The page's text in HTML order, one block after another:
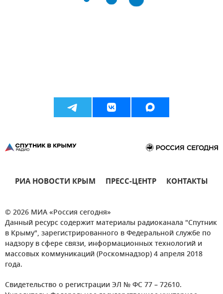
РИА НОВОСТИ КРЫМ ПРЕСС-ЦЕНТР КОНТАКТЫ
© 2026 МИА «Россия сегодня»
Данный ресурс содержит материалы радиоканала "Спутник
в Крыму", зарегистрированного в Федеральной службе по
надзору в сфере связи, информационных технологий и
массовых коммуникаций (Роскомнадзор) 4 апреля 2018
года.
Свидетельство о регистрации ЭЛ № ФС 77 – 72610.